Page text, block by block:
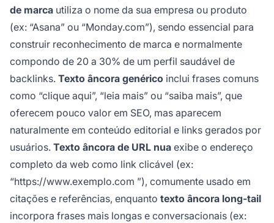
de marca utiliza o nome da sua empresa ou produto
(ex: “Asana” ou “Monday.com”), sendo essencial para
construir reconhecimento de marca e normalmente
compondo de 20 a 30% de um perfil saudável de
backlinks. Texto âncora genérico inclui frases comuns
como “clique aqui”, “leia mais” ou “saiba mais”, que
oferecem pouco valor em SEO, mas aparecem
naturalmente em conteúdo editorial e links gerados por
usuários. Texto âncora de URL nua exibe o endereço
completo da web como link clicável (ex:
“https://www.exemplo.com ”), comumente usado em
citações e referências, enquanto texto âncora long-tail
incorpora frases mais longas e conversacionais (ex: